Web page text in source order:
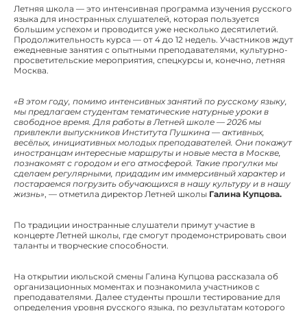
Летняя школа — это интенсивная программа изучения русского
языка для иностранных слушателей, которая пользуется
большим успехом и проводится уже несколько десятилетий.
Продолжительность курса — от 4 до 12 недель. Участников ждут
ежедневные занятия с опытными преподавателями, культурно-
просветительские мероприятия, спецкурсы и, конечно, летняя
Москва.
«В этом году, помимо интенсивных занятий по русскому языку,
мы предлагаем студентам тематические натурные уроки в
свободное время. Для работы в Летней школе — 2026 мы
привлекли выпускников Института Пушкина — активных,
весёлых, инициативных молодых преподавателей. Они покажут
иностранцам интересные маршруты и новые места в Москве,
познакомят с городом и его атмосферой. Такие прогулки мы
сделаем регулярными, придадим им иммерсивный характер и
постараемся погрузить обучающихся в нашу культуру и в нашу
жизнь», — отметила директор Летней школы Галина Купцова.
По традиции иностранные слушатели примут участие в
концерте Летней школы, где смогут продемонстрировать свои
таланты и творческие способности.
На открытии июльской смены Галина Купцова рассказала об
организационных моментах и познакомила участников с
преподавателями. Далее студенты прошли тестирование для
определения уровня русского языка, по результатам которого